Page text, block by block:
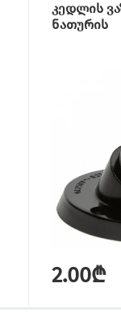
კედლის
ნათურის
2.00₾